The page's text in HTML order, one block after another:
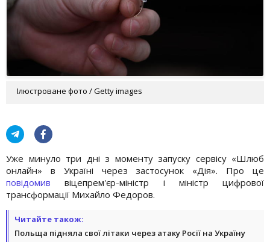
Ілюстроване фото / Getty images
Уже минуло три дні з моменту запуску сервісу «Шлюб
онлайн» в Україні через застосунок «Дія». Про це
повідомив віцепрем'єр-міністр і міністр цифрової
трансформації Михайло Федоров.
Читайте також:
Польща підняла свої літаки через атаку Росії на Україну